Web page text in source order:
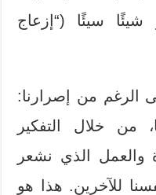
سيئًا (“إزعاج
الرغم من إصرارنا:
من خلال التفكير
والعمل الذي نشعر
للآخرين. هذا هو